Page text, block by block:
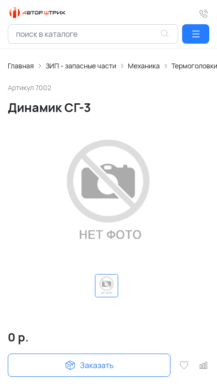
Главная ЗИП - запасные части Механика Термоголовки
Артикул 7002
Динамик СГ-3
0 р.
Заказать